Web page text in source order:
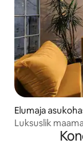
Elumaja
Luksuslik